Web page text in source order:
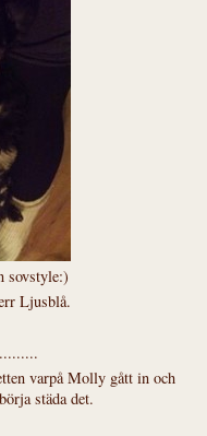
sovstyle:)
Ljusblå.
varpå Molly gått in och
städa det.